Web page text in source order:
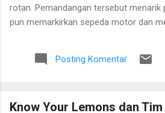
rotan. Pemandangan tersebut menarik
pun memarkirkan sepeda motor dan
proses pengolahan rotan hingga
anyaman. Di tangan masyarakat
ekonomi. Bapak tersebut bercerita
Posting Komentar
Know Your Lemons dan